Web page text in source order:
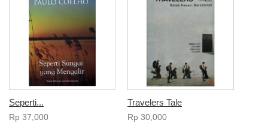
Seperti...
Rp‎ 37,000
Travelers Tale
Rp‎ 30,000